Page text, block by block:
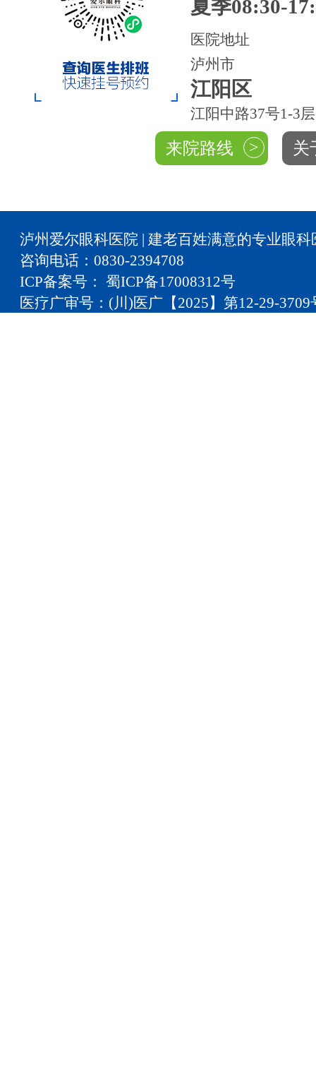
夏季08:30-
医院地址
泸州市
江阳区
江阳中路37号1-3层
来院路线 > 关
泸州爱尔眼科医院 | 建老百姓满意的专业眼科
咨询电话：0830-2394708
ICP备案号： 蜀ICP备17008312号
医疗广审号：(川)医广【2025】第12-29-3709